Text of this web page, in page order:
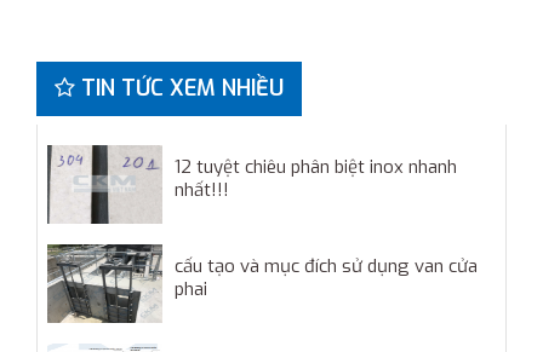
TIN TỨC XEM NHIỀU
12 tuyệt chiêu phân biệt inox nhanh
nhất!!!
cấu tạo và mục đích sử dụng van cửa
phai